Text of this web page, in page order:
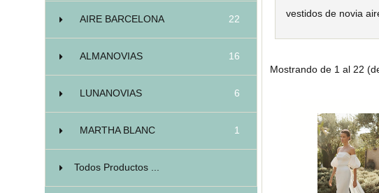
AIRE BARCELONA 22
ALMANOVIAS 16
LUNANOVIAS 6
MARTHA BLANC 1
Todos Productos ...
vestidos de novia
Mostrando de 1al 22